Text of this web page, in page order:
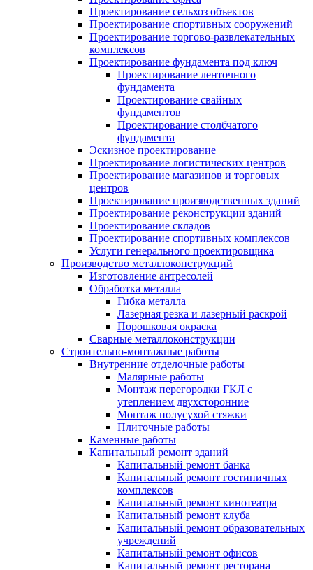
Проектирование сельхоз объектов
Проектирование спортивных сооружений
Проектирование торгово-развлекательных
комплексов
Проектирование фундамента под ключ
Проектирование ленточного
фундамента
Проектирование свайных
фундаментов
Проектирование столбчатого
фундамента
Эскизное проектирование
Проектирование логистических центров
Проектирование магазинов и торговых
центров
Проектирование производственных зданий
Проектирование реконструкции зданий
Проектирование складов
Проектирование спортивных комплексов
Услуги генерального проектировщика
Производство металлоконструкций
Изготовление антресолей
Обработка металла
Гибка металла
Лазерная резка и лазерный раскрой
Порошковая окраска
Сварные металлоконструкции
Строительно-монтажные работы
Внутренние отделочные работы
Малярные работы
Монтаж перегородки ГКЛ с
утеплением двухсторонние
Монтаж полусухой стяжки
Плиточные работы
Каменные работы
Капитальный ремонт зданий
Капитальный ремонт банка
Капитальный ремонт гостиничных
комплексов
Капитальный ремонт кинотеатра
Капитальный ремонт клуба
Капитальный ремонт образовательных
учреждений
Капитальный ремонт офисов
Капитальный ремонт ресторана